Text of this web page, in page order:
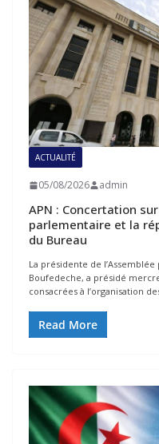
ACTUALITÉ
05/08/2026 admin
APN : Concertation
parlementaire et la
du Bureau
La présidente de
Boufedeche, a présidé
consacrées à l’organisation
Read More